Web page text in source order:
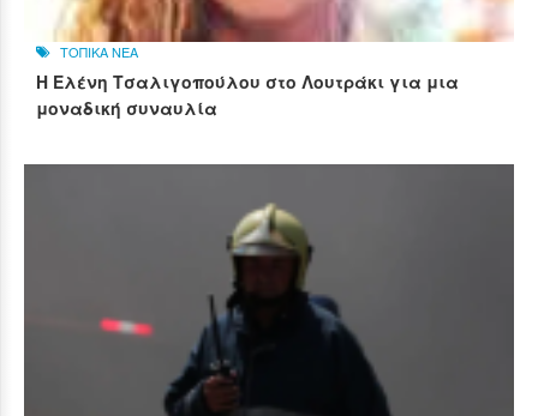
ΤΟΠΙΚΑ ΝΕΑ
Η Ελένη Τσαλιγοπούλου στο Λουτράκι για μια
μοναδική συναυλία